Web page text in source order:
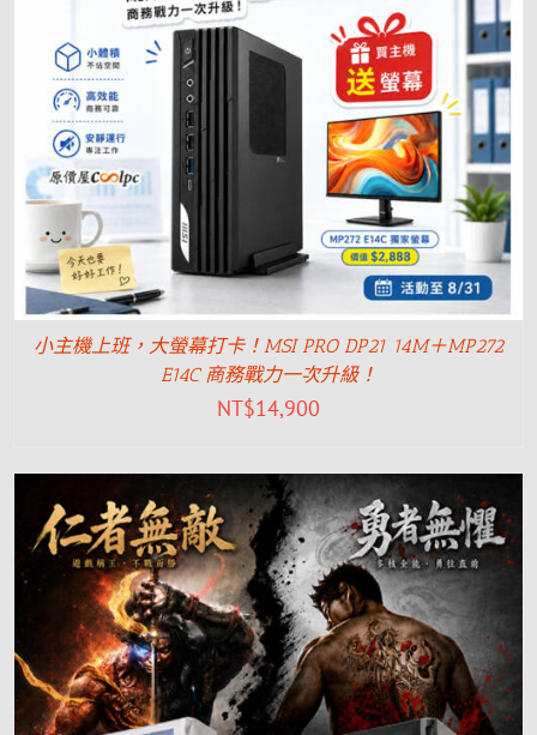
小主機上班，大螢幕打卡！MSI PRO DP21 14M＋MP272
E14C 商務戰力一次升級！
NT$14,900